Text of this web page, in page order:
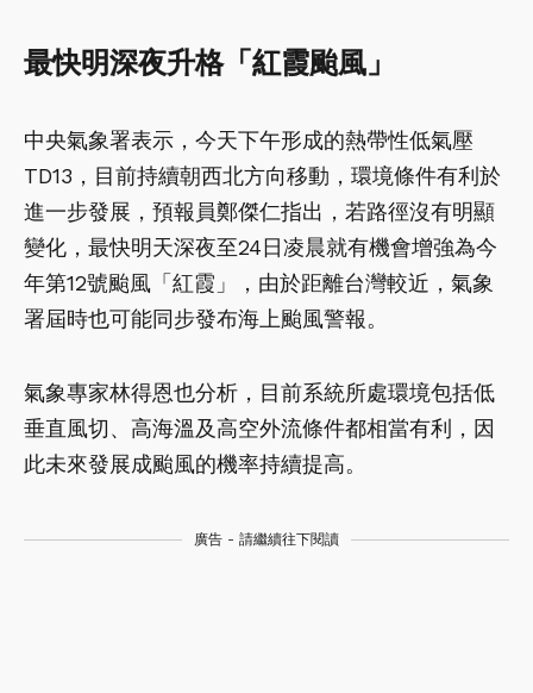
最快明深夜升格「紅霞颱風」
中央氣象署表示，今天下午形成的熱帶性低氣壓
TD13，目前持續朝西北方向移動，環境條件有利於
進一步發展，預報員鄭傑仁指出，若路徑沒有明顯
變化，最快明天深夜至24日凌晨就有機會增強為今
年第12號颱風「紅霞」，由於距離台灣較近，氣象
署屆時也可能同步發布海上颱風警報。
氣象專家林得恩也分析，目前系統所處環境包括低
垂直風切、高海溫及高空外流條件都相當有利，因
此未來發展成颱風的機率持續提高。
廣告 - 請繼續往下閱讀